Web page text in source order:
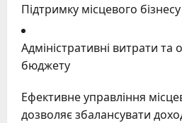
Підтримку місцевого
Адміністративні витрати та
бюджету
Ефективне управління
дозволяє збалансувати